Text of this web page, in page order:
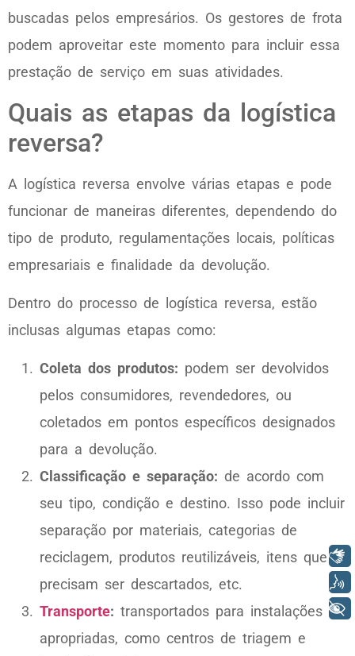
buscadas pelos empresários. Os gestores de frota
podem aproveitar este momento para incluir essa
prestação de serviço em suas atividades.
Quais as etapas da logística
reversa?
A logística reversa envolve várias etapas e pode
funcionar de maneiras diferentes, dependendo do
tipo de produto, regulamentações locais, políticas
empresariais e finalidade da devolução.
Dentro do processo de logística reversa, estão
inclusas algumas etapas como:
Coleta dos produtos: podem ser devolvidos
pelos consumidores, revendedores, ou
coletados em pontos específicos designados
para a devolução.
Classificação e separação: de acordo com
seu tipo, condição e destino. Isso pode incluir
separação por materiais, categorias de
reciclagem, produtos reutilizáveis, itens que
precisam ser descartados, etc.
Transporte: transportados para instalações
apropriadas, como centros de triagem e
Libras
+ Acessibilidade